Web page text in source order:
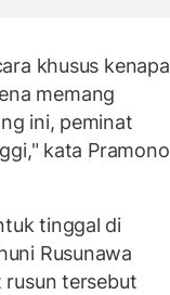
khusus kenapa
memang
ini, peminat
kata Pramono
tinggal di
Rusunawa
rusun tersebut